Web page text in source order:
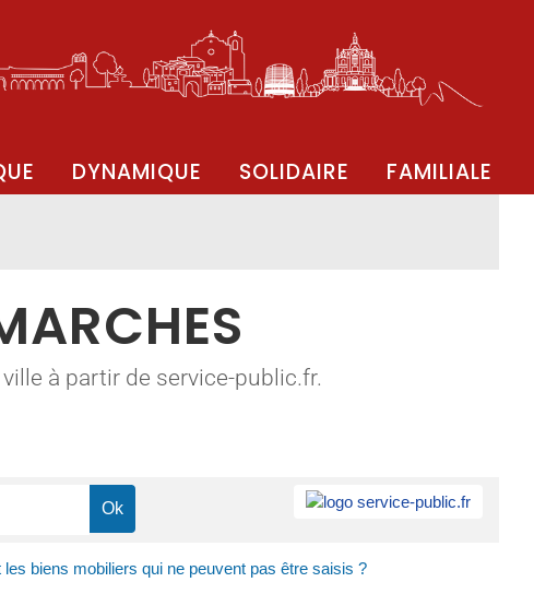
DYNAMIQUE SOLIDAIRE FAMILIALE
à partir de service-public.fr.
les biens mobiliers qui ne peuvent pas être saisis ?